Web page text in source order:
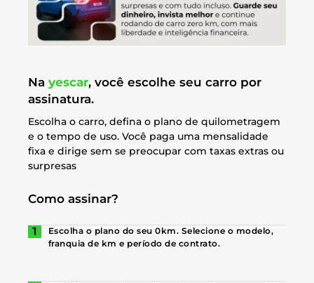
Na yescar, você escolhe seu carro por
assinatura.
Escolha o carro, defina o plano de quilometragem
e o tempo de uso. Você paga uma mensalidade
fixa e dirige sem se preocupar com taxas extras ou
surpresas
Como assinar?
Escolha o plano do seu 0km. Selecione o modelo,
franquia de km e período de contrato.